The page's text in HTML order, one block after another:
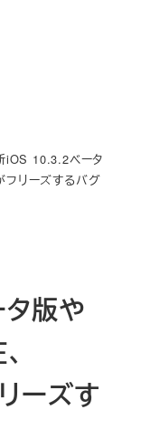
iOS 10.3.2ベータ
リーズするバグ
版や
ーズす